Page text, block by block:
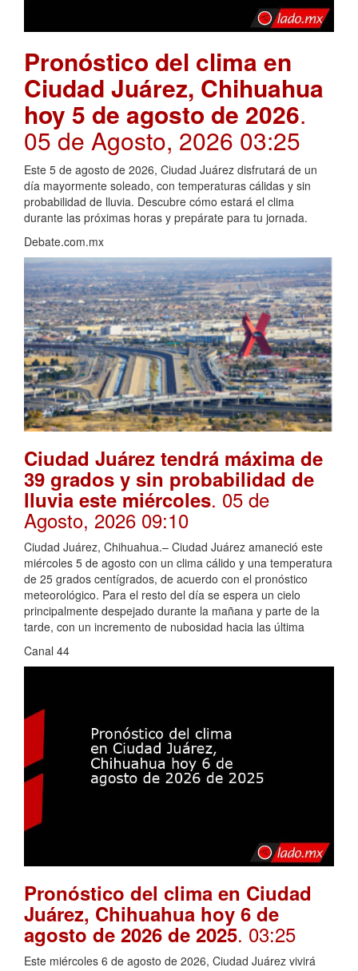
Pronóstico del clima en
Ciudad Juárez, Chihuahua
hoy 5 de agosto de 2026.
05 de Agosto, 2026 03:25
Este 5 de agosto de 2026, Ciudad Juárez disfrutará de un
día mayormente soleado, con temperaturas cálidas y sin
probabilidad de lluvia. Descubre cómo estará el clima
durante las próximas horas y prepárate para tu jornada.
Debate.com.mx
Ciudad Juárez tendrá máxima de
39 grados y sin probabilidad de
lluvia este miércoles. 05 de
Agosto, 2026 09:10
Ciudad Juárez, Chihuahua.– Ciudad Juárez amaneció este
miércoles 5 de agosto con un clima cálido y una temperatura
de 25 grados centígrados, de acuerdo con el pronóstico
meteorológico. Para el resto del día se espera un cielo
principalmente despejado durante la mañana y parte de la
tarde, con un incremento de nubosidad hacia las última
Canal 44
Pronóstico del clima en Ciudad
Juárez, Chihuahua hoy 6 de
agosto de 2026 de 2025. 03:25
Este miércoles 6 de agosto de 2026, Ciudad Juárez vivirá